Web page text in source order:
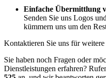
Einfache Übermittlung
Senden Sie uns Logos
kümmern uns um den
Kontaktieren Sie uns für
Sie haben noch Fragen oder
Dienstleistungen erfahren?